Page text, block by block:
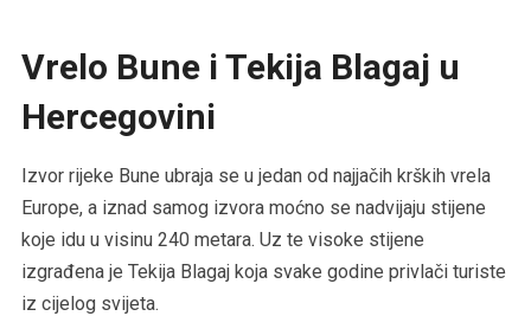
Vrelo Bune i Tekija Blagaj u
Hercegovini
Izvor rijeke Bune ubraja se u jedan od najjačih krških vrela
Europe, a iznad samog izvora moćno se nadvijaju stijene
koje idu u visinu 240 metara. Uz te visoke stijene
izgrađena je Tekija Blagaj koja svake godine privlači turiste
iz cijelog svijeta.